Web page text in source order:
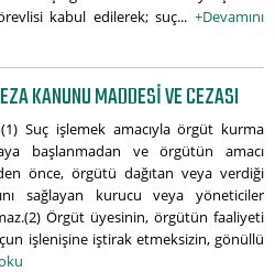
kabul edilerek; suç... +Devamını
KANUNU MADDESI VE CEZASI
Suç işlemek amacıyla örgüt kurma
başlanmadan ve örgütün amacı
önce, örgütü dağıtan veya verdiği
sağlayan kurucu veya yöneticiler
Örgüt üyesinin, örgütün faaliyeti
işlenişine iştirak etmeksizin, gönüllü